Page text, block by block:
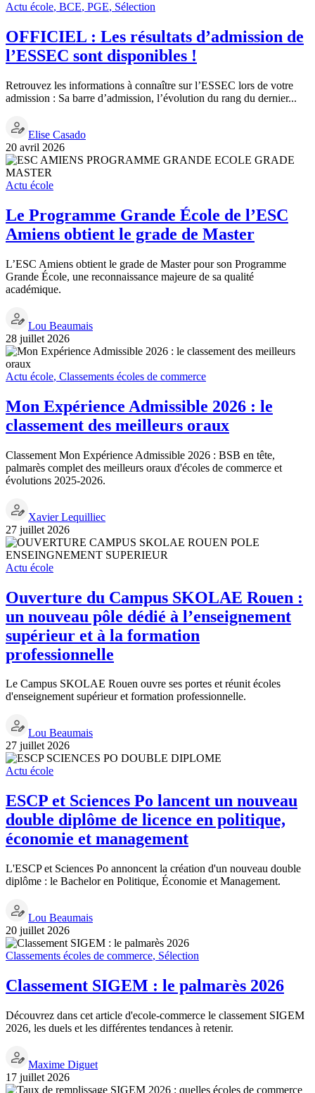
Actu école, BCE, PGE, Sélection
OFFICIEL : Les résultats d’admission de
l’ESSEC sont disponibles !
Retrouvez les informations à connaître sur l’ESSEC lors de votre
admission : Sa barre d’admission, l’évolution du rang du dernier...
Elise Casado
20 avril 2026
Actu école
Le Programme Grande École de l’ESC
Amiens obtient le grade de Master
L’ESC Amiens obtient le grade de Master pour son Programme
Grande École, une reconnaissance majeure de sa qualité
académique.
Lou Beaumais
28 juillet 2026
Actu école, Classements écoles de commerce
Mon Expérience Admissible 2026 : le
classement des meilleurs oraux
Classement Mon Expérience Admissible 2026 : BSB en tête,
palmarès complet des meilleurs oraux d'écoles de commerce et
évolutions 2025-2026.
Xavier Lequilliec
27 juillet 2026
Actu école
Ouverture du Campus SKOLAE Rouen :
un nouveau pôle dédié à l’enseignement
supérieur et à la formation
professionnelle
Le Campus SKOLAE Rouen ouvre ses portes et réunit écoles
d'enseignement supérieur et formation professionnelle.
Lou Beaumais
27 juillet 2026
Actu école
ESCP et Sciences Po lancent un nouveau
double diplôme de licence en politique,
économie et management
L'ESCP et Sciences Po annoncent la création d'un nouveau double
diplôme : le Bachelor en Politique, Économie et Management.
Lou Beaumais
20 juillet 2026
Classements écoles de commerce, Sélection
Classement SIGEM : le palmarès 2026
Découvrez dans cet article d'ecole-commerce le classement SIGEM
2026, les duels et les différentes tendances à retenir.
Maxime Diguet
17 juillet 2026